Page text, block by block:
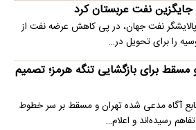
نفت عربستان کرد
نفت جهان، در پی کاهش عرضه نفت از
را برای تحویل در…
مسقط برای بازگشایی تنگه هرمز؛ تصمیم
آگاه مدعی شده تهران و مسقط بر سر خطوط
رسیده‌اند و اعلام…